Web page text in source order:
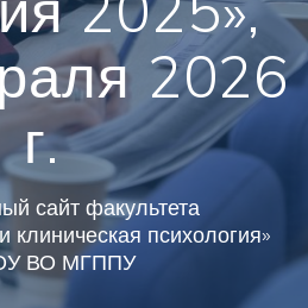
2026
г.
сайт факультета
клиническая психология»
ВО МГППУ